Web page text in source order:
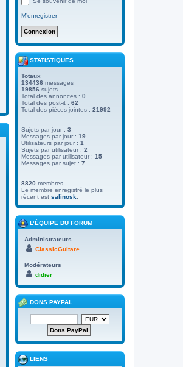
M’enregistrer
STATISTIQUES
Totaux
134436 messages
19856 sujets
Total des annonces : 0
Total des post-it : 62
Total des pièces jointes : 21992
Sujets par jour : 3
Messages par jour : 19
Utilisateurs par jour : 1
Sujets par utilisateur : 2
Messages par utilisateur : 15
Messages par sujet : 7
8820 membres
Le membre enregistré le plus
récent est salinosk
L’ÉQUIPE DU FORUM
Administrateurs
ClassicGuitare
Modérateurs
didier
DONS PAYPAL
LIENS